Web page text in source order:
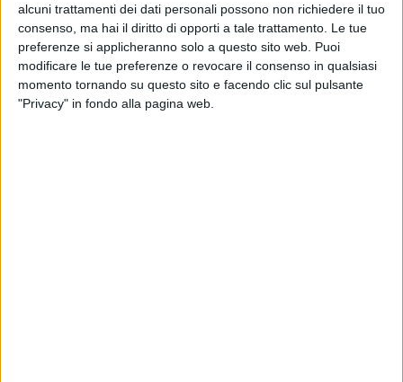
alcuni trattamenti dei dati personali possono non richiedere il tuo
consenso, ma hai il diritto di opporti a tale trattamento. Le tue
preferenze si applicheranno solo a questo sito web. Puoi
modificare le tue preferenze o revocare il consenso in qualsiasi
momento tornando su questo sito e facendo clic sul pulsante
"Privacy" in fondo alla pagina web.
FlyPop debutta nel Regno
Unito come vettore cargo
ESTERO 24 NOVEMBRE 2021